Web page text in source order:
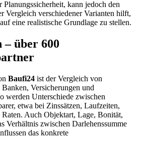
kann jedoch den
Vergleich verschiedener Varianten hilft,
eine realistische Grundlage zu stellen.
über 600
Baufi24 ist der Vergleich von
Versicherungen und
werden Unterschiede zwischen
etwa bei Zinssätzen, Laufzeiten,
Auch Objektart, Lage, Bonität,
Verhältnis zwischen Darlehenssumme
das konkrete